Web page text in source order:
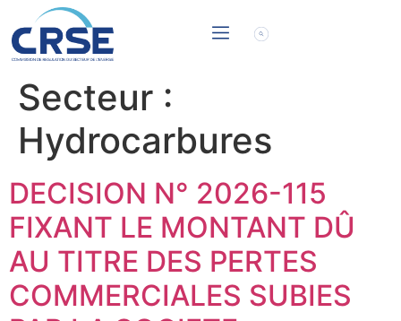
Secteur :
Hydrocarbures
DECISION N° 2026-115
FIXANT LE MONTANT DÛ
AU TITRE DES PERTES
COMMERCIALES SUBIES